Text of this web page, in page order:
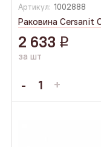
Артикул: 1002888
Раковина Cersanit
2 633 q
за шт